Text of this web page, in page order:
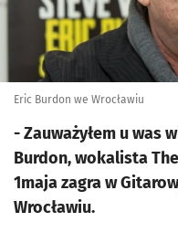
Eric Burdon we Wrocławiu
- Zauważyłem u was
Burdon, wokalista
1maja zagra w
Wrocławiu.